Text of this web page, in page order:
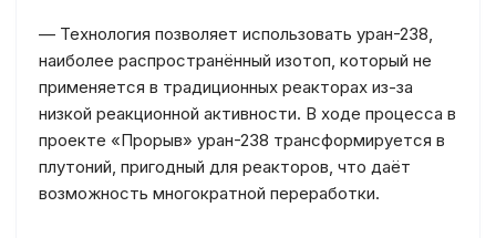
— Технология позволяет использовать уран-238,
наиболее распространённый изотоп, который не
применяется в традиционных реакторах из-за
низкой реакционной активности. В ходе процесса в
проекте «Прорыв» уран-238 трансформируется в
плутоний, пригодный для реакторов, что даёт
возможность многократной переработки.